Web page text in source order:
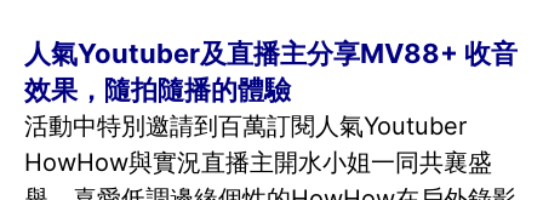
人氣Youtuber及直播主分享MV88+ 收音
效果，隨拍隨播的體驗
活動中特別邀請到百萬訂閱人氣Youtuber
HowHow與實況直播主開水小姐一同共襄盛